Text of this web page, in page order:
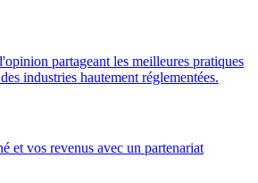
partageant les meilleures pratiques
industries hautement réglementées.
et vos revenus avec un partenariat